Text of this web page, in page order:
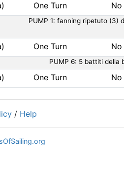
One Turn
PUMP 1: fanning ripetuto (3)
One Turn
PUMP 6: 5 battiti della
One Turn
/ Help